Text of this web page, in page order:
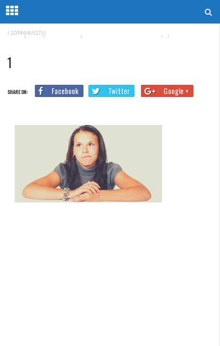
Home Blog 1
/ 2019年8月27日
1
SHARE ON: Facebook Twitter Google +